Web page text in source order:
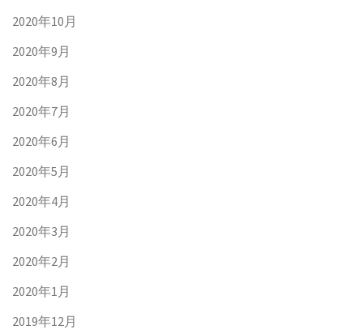
2020年10月
2020年9月
2020年8月
2020年7月
2020年6月
2020年5月
2020年4月
2020年3月
2020年2月
2020年1月
2019年12月